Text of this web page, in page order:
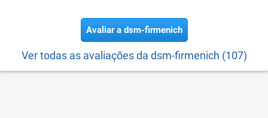
Avaliar a dsm-firmenich
Ver todas as avaliações da dsm-firmenich (107)